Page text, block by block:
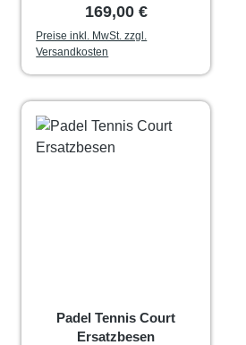
Regulärer Preis:
169,00 €
Preise inkl. MwSt. zzgl.
Versandkosten
Padel Tennis Court
Ersatzbesen